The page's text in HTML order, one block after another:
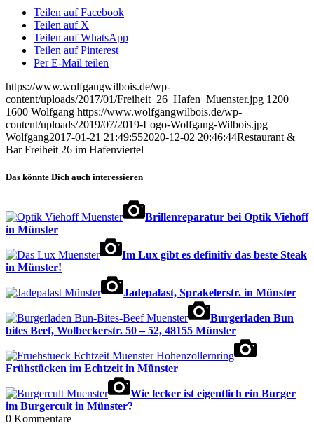
Teilen auf Facebook
Teilen auf X
Teilen auf WhatsApp
Teilen auf Pinterest
Per E-Mail teilen
https://www.wolfgangwilbois.de/wp-
content/uploads/2017/01/Freiheit_26_Hafen_Muenster.jpg 1200
1600 Wolfgang https://www.wolfgangwilbois.de/wp-
content/uploads/2019/07/2019-Logo-Wolfgang-Wilbois.jpg
Wolfgang2017-01-21 21:49:552020-12-02 20:46:44Restaurant &
Bar Freiheit 26 im Hafenviertel
Das könnte Dich auch interessieren
Brillenreparatur bei Optik Viehoff
in Münster
Im Lux gibt es definitiv das beste Steak
in Münster!
Jadepalast, Sprakelerstr. in Münster
Burgerladen Bun
bites Beef, Wolbeckerstr. 50 – 52, 48155 Münster
Frühstücken im Echtzeit in Münster
Wie lecker ist eigentlich ein Burger
im Burgercult in Münster?
0 Kommentare